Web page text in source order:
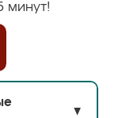
минут!
▼